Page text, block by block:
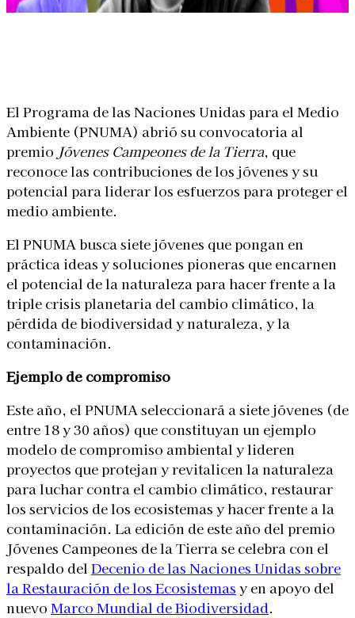
El Programa de las Naciones Unidas para el Medio
Ambiente (PNUMA) abrió su convocatoria al
premio Jóvenes Campeones de la Tierra, que
reconoce las contribuciones de los jóvenes y su
potencial para liderar los esfuerzos para proteger el
medio ambiente.
El PNUMA busca siete jóvenes que pongan en
práctica ideas y soluciones pioneras que encarnen
el potencial de la naturaleza para hacer frente a la
triple crisis planetaria del cambio climático, la
pérdida de biodiversidad y naturaleza, y la
contaminación.
Ejemplo de compromiso
Este año, el PNUMA seleccionará a siete jóvenes (de
entre 18 y 30 años) que constituyan un ejemplo
modelo de compromiso ambiental y lideren
proyectos que protejan y revitalicen la naturaleza
para luchar contra el cambio climático, restaurar
los servicios de los ecosistemas y hacer frente a la
contaminación. La edición de este año del premio
Jóvenes Campeones de la Tierra se celebra con el
respaldo del Decenio de las Naciones Unidas sobre
la Restauración de los Ecosistemas y en apoyo del
nuevo Marco Mundial de Biodiversidad.